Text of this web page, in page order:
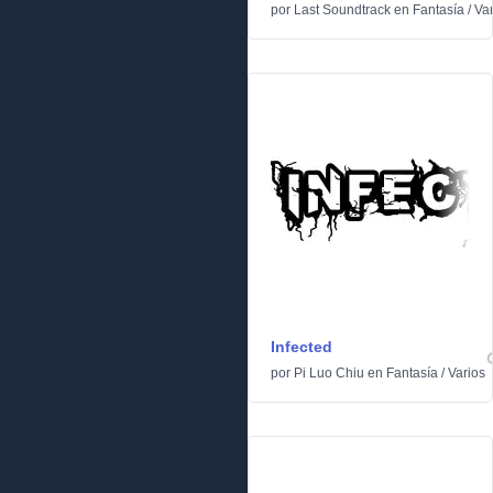
por Last Soundtrack en Fantasía /
Infected
por Pi Luo Chiu en Fantasía /Varios